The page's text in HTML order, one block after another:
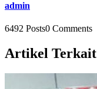
admin
6492 Posts0 Comments
Artikel Terkait